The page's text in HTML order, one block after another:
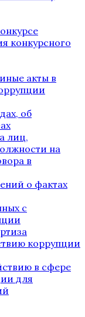
конкурсного
акты в
об
лиц,
на
в
о фактах
с
коррупции
в сфере
для